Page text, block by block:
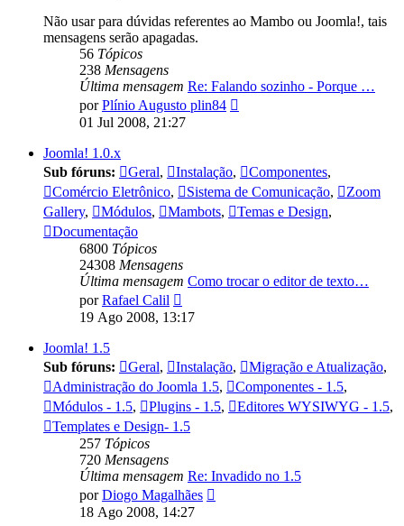
Não usar para dúvidas referentes ao Mambo ou Joomla!, tais
mensagens serão apagadas.
56 Tópicos
238 Mensagens
Última mensagem Re: Falando sozinho - Porque …
porPlínio Augusto plin84
01 Jul 2008, 21:27
Joomla! 1.0.x
Sub fóruns:
Geral, Instalação, Componentes,
Comércio Eletrônico, Sistema de Comunicação,
Zoom
Gallery, Módulos, Mambots, Temas e Design,
Documentação
6800 Tópicos
24308 Mensagens
Última mensagem Como trocar o editor de texto…
porRafael Calil
última
19 Ago 2008, 13:17
Joomla! 1.5
Sub fóruns:
Geral, Instalação, Migração e Atualização,
Administração do Joomla 1.5, Componentes - 1.5,
Módulos - 1.5, Plugins - 1.5, Editores WYSIWYG - 1.5,
Templates e Design- 1.5
257 Tópicos
720 Mensagens
Última mensagem Re: Invadido no 1.5
porDiogo Magalhães
18 Ago 2008, 14:27